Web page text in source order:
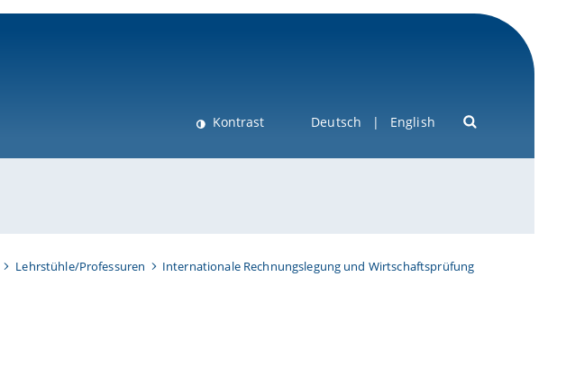
Kontrast Deutsch English
Lehrstühle/Professuren
Internationale Rechnungslegung und Wirtschaftsprüfung